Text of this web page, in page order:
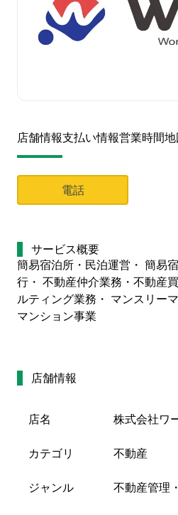
店舗情報支払い情報営業時間地
電話
サービス概要
簡易宿泊所・民泊運営・ 簡易
行・ 不動産仲介業務・不動産
ルティング業務・ マンスリー
マンション事業
店舗情報
店名 株式会社ワ
カテゴリ 不動産
ジャンル 不動産管理